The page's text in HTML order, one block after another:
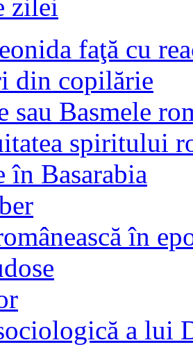
zilei
faţă cu
din copilărie
sau Basmele
spiritului
în Basarabia
în
a lui